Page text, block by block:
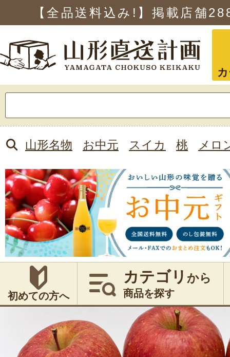
【全品送料込み!】掲載店舗
索:
山形名物 お中元 スイカ 桃 メロ
初めての方へ
カテゴリ から
商品を探す